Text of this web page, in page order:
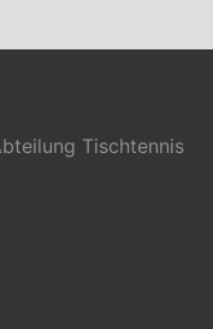
Tischtennis